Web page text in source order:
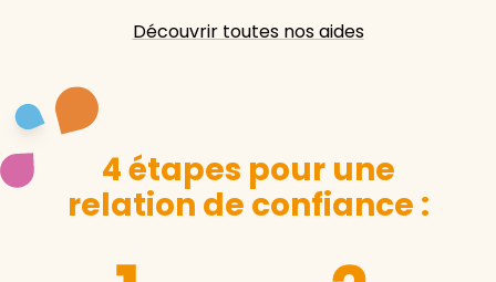
Découvrir toutes nos aides
4 étapes pour une
relation de confiance :